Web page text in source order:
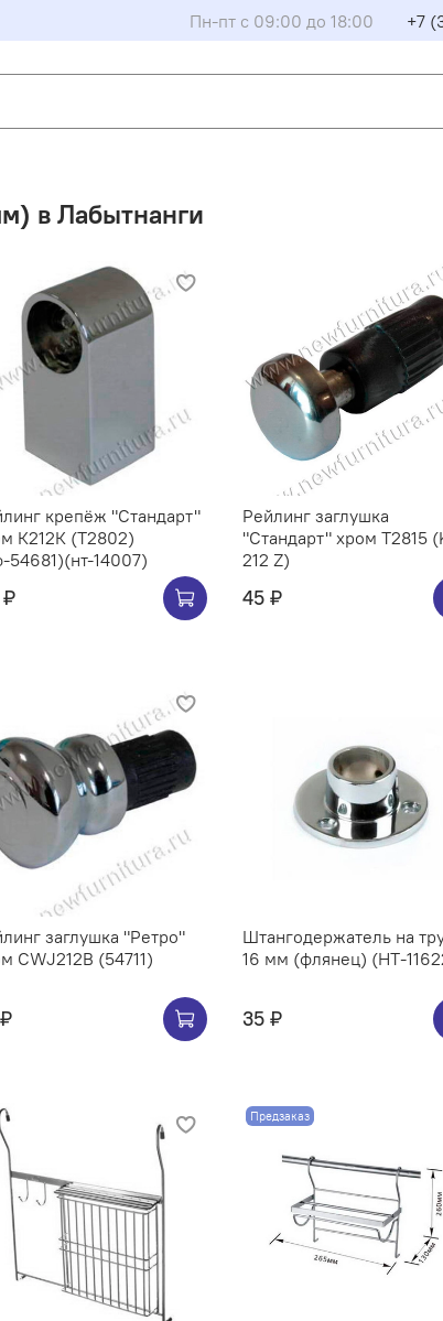
Пн-пт с 09:00 до 18:00 +7
в Лабытнанги
крепёж "Стандарт"
К212К (Т2802)
54681)(нт-14007)
₽
Рейлинг заглушка
"Стандарт" хром Т2815
212 Z)
45 ₽
заглушка "Ретро"
хром CWJ212B (54711)
Штангодержатель на трубу
16 мм (флянец) (НТ-
35 ₽
Предзаказ